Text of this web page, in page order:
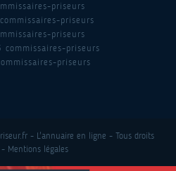
priseurs
priseurs
priseurs
commissaires-priseurs
priseurs
- L'annuaire en ligne - Tous droits
- Mentions légales